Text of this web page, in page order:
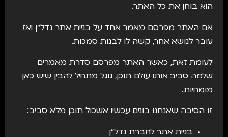
הוא בוחן את כל האתר.
אם האתר מפרסם מאמר אחד על בניית אתר נדל״ן ואז
עובר לנושא אחר, קשה לו לבנות סמכות.
לעומת זאת, כאשר האתר מפרסם סדרת מאמרים
שלמה סביב אותו עולם תוכן, גוגל מתחיל להבין שיש כאן
מומחיות.
זו הסיבה שאנחנו בונים עכשיו אשכול תוכן מלא סביב:
בניית אתר לחברת נדל״ן